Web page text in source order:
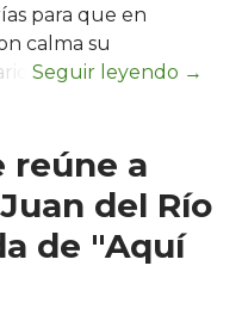
para que en
calma su
reúne a
del Río
de "Aquí